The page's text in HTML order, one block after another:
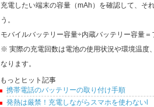
充電したい端末の容量（mAh）を確認して、そ
う。
モバイルバッテリー容量÷内蔵バッテリー容量
※ 実際の充電回数は電池の使用状況や環境温度
なります。
もっとヒット記事
携帯電話のバッテリーの取り付け手順
発熱は厳禁！充電しながらスマホを使わないl